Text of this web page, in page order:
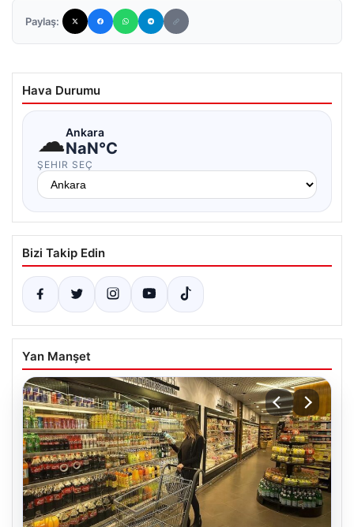
Paylaş:
Hava Durumu
☁Ankara
NaN°C
ŞEHIR SEÇ
Bizi Takip Edin
Yan Manşet